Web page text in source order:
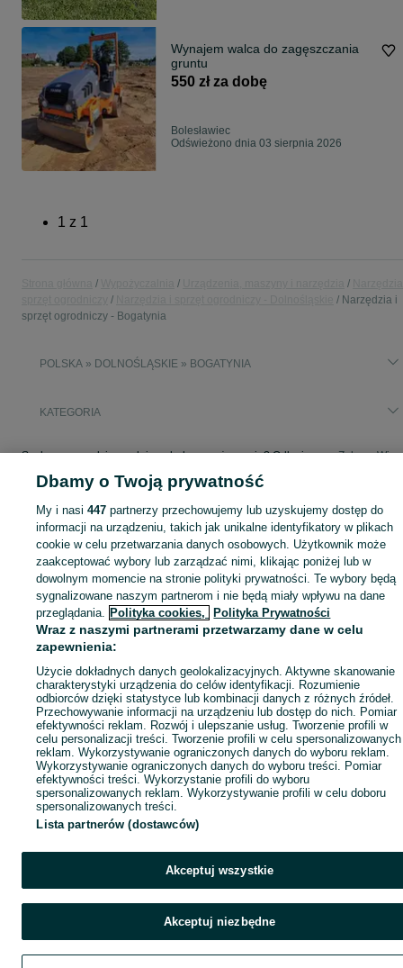
Wynajem walca do zagęszczania
gruntu
550 zł za dobę
Bolesławiec
Odświeżono dnia 03 sierpnia 2026
1 z 1
Narzędzia i
sprzęt ogrodniczy - Bogatynia
POLSKA » DOLNOŚLĄSKIE » BOGATYNIA
KATEGORIA
Szukasz narzędzi ogrodniczych do wypożyczenia? Odkryj na OLX szeroką ofertę sprzętu ogrodowego. Przeglądaj tysiące ogłoszeń! Zobacz
Mapa miejscowości
Mapa ministron
Popularne wyszukiwania
Dbamy o Twoją prywatność
My i nasi447 partnerzy przechowujemy lub uzyskujemy dostęp do
informacji na urządzeniu, takich jak unikalne identyfikatory w plikach
cookie w celu przetwarzania danych osobowych. Użytkownik może
zaakceptować wybory lub zarządzać nimi, klikając poniżej lub w
dowolnym momencie na stronie polityki prywatności. Te wybory będą
sygnalizowane naszym partnerom i nie będą miały wpływu na dane
przeglądania. Polityka cookies, Polityka Prywatności
Wraz z naszymi partnerami przetwarzamy dane w celu
zapewnienia:
Użycie dokładnych danych geolokalizacyjnych. Aktywne skanowanie
charakterystyki urządzenia do celów identyfikacji. Rozumienie
odbiorców dzięki statystyce lub kombinacji danych z różnych źródeł.
Przechowywanie informacji na urządzeniu lub dostęp do nich. Pomiar
efektywności reklam. Rozwój i ulepszanie usług. Tworzenie profili w
celu personalizacji treści. Tworzenie profili w celu spersonalizowanych
reklam. Wykorzystywanie ograniczonych danych do wyboru reklam.
Wykorzystywanie ograniczonych danych do wyboru treści. Pomiar
efektywności treści. Wykorzystanie profili do wyboru
spersonalizowanych reklam. Wykorzystywanie profili w celu doboru
spersonalizowanych treści.
Lista partnerów (dostawców)
Akceptuj wszystkie
Akceptuj niezbędne